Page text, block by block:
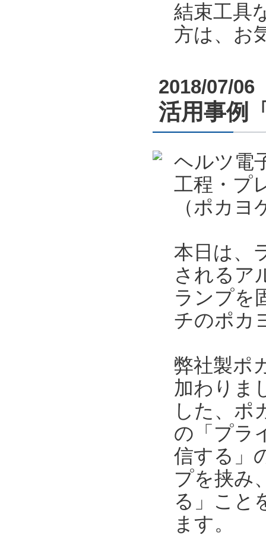
結束工具
方は、お
2018/07/06
活用事例
ヘルツ電
工程・プ
（ポカ
本日は、
されるア
ランプを
チのポカ
弊社製ポ
加わりま
した、ポ
の「プラ
信する」
プを挟み
る」こと
ます。